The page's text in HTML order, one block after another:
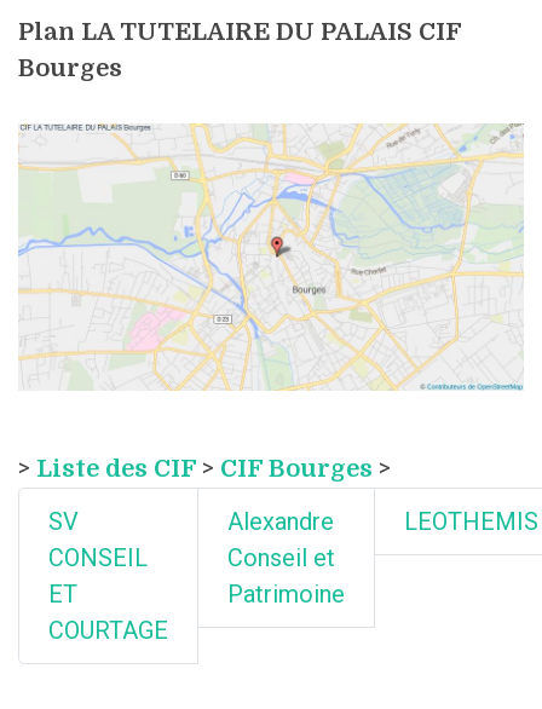
Plan LA TUTELAIRE DU PALAIS CIF
Bourges
> Liste des CIF > CIF Bourges >
SV
CONSEIL
ET
COURTAGE
Alexandre
Conseil et
Patrimoine
LEOTHEMIS